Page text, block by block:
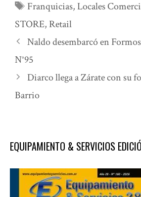
Etiquetas
Franquicias,Locales
STORE, Retail
Naldo desembarcó en
N°95
Diarco llega a Zárate con su
Barrio
EQUIPAMIENTO & SERVICIOS